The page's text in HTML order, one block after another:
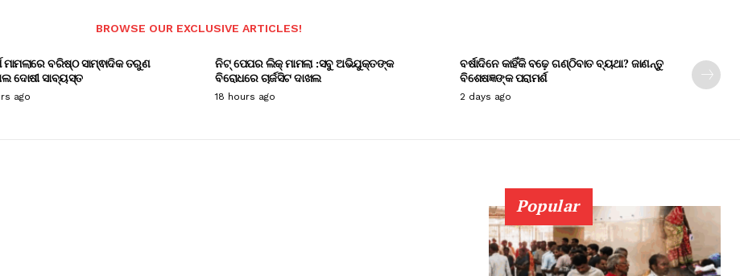
BROWSE OUR EXCLUSIVE ARTICLES!
ମାମଲାରେ ବରିଷ୍ଠ ସାମ୍ଵାଦିକ ତରୁଣ
ଦୋଷୀ ସାବ୍ୟସ୍ତ
ago
ନିଟ୍ ପେପର ଲିକ୍ ମାମଲା :ସବୁ ଅଭିଯୁକ୍ତଙ୍କ
ବିରୋଧରେ ଚାର୍ଜସିଟ ଦାଖଲ
18 hours ago
ବର୍ଷାଦିନେ କାହିଁକି ବଢ଼େ ଗଣ୍ଠିବାତ ବ୍ୟଥା? ଜାଣନ୍ତୁ
ବିଶେଷଜ୍ଞଙ୍କ ପରାମର୍ଶ
2 days ago
Popular